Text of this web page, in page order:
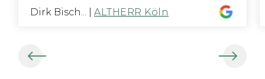
Dirk Bisch... ALTHERR Köln